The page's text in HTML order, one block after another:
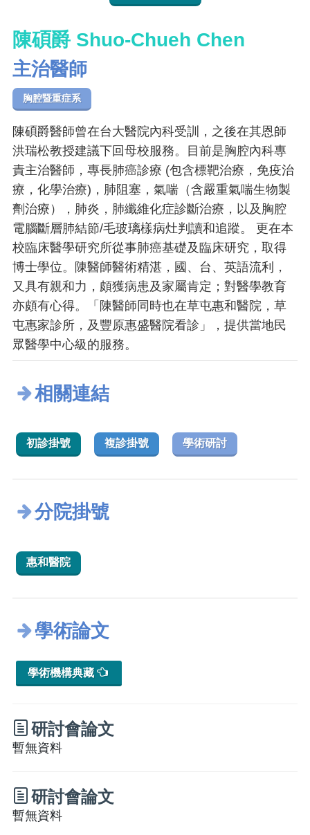
陳碩爵 Shuo-Chueh Chen
主治醫師
胸腔暨重症系
陳碩爵醫師曾在台大醫院內科受訓，之後在其恩師
洪瑞松教授建議下回母校服務。目前是胸腔內科專
責主治醫師，專長肺癌診療 (包含標靶治療，免疫治
療，化學治療)，肺阻塞，氣喘（含嚴重氣喘生物製
劑治療），肺炎，肺纖維化症診斷治療，以及胸腔
電腦斷層肺結節/毛玻璃樣病灶判讀和追蹤。 更在本
校臨床醫學研究所從事肺癌基礎及臨床研究，取得
博士學位。陳醫師醫術精湛，國、台、英語流利，
又具有親和力，頗獲病患及家屬肯定；對醫學教育
亦頗有心得。「陳醫師同時也在草屯惠和醫院，草
屯惠家診所，及豐原惠盛醫院看診」，提供當地民
眾醫學中心級的服務。
相關連結
初診掛號 複診掛號 學術研討
分院掛號
惠和醫院
學術論文
學術機構典藏
研討會論文
暫無資料
研討會論文
暫無資料